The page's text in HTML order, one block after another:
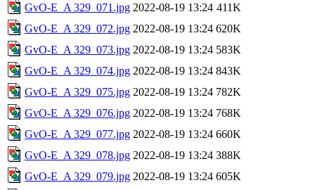
GvO-E_A 329_071.jpg 2022-08-19 13:24 411K
GvO-E_A 329_072.jpg 2022-08-19 13:24 620K
GvO-E_A 329_073.jpg 2022-08-19 13:24 583K
GvO-E_A 329_074.jpg 2022-08-19 13:24 843K
GvO-E_A 329_075.jpg 2022-08-19 13:24 782K
GvO-E_A 329_076.jpg 2022-08-19 13:24 768K
GvO-E_A 329_077.jpg 2022-08-19 13:24 660K
GvO-E_A 329_078.jpg 2022-08-19 13:24 388K
GvO-E_A 329_079.jpg 2022-08-19 13:24 605K